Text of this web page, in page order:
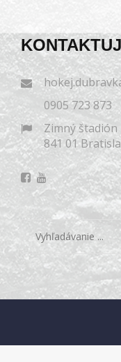
0905 723 873
Zimný štadión
841 01